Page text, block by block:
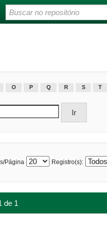
O P Q R S T
Página Registro(s):
de 1